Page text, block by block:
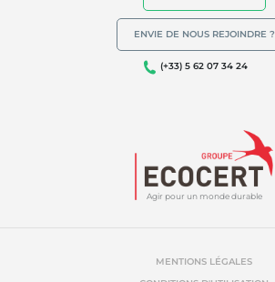
Agir pour un monde durable
ENVIE DE NOUS REJOINDRE ?
(+33) 5 62 07 34 24
MENTIONS LÉGALES